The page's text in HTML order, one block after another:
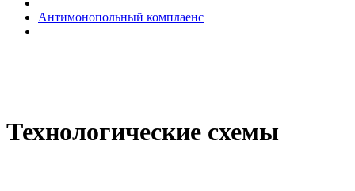
Антимонопольный комплаенс
Технологические схемы